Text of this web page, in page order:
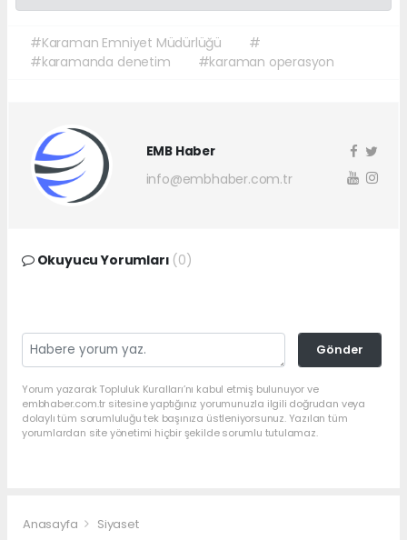
#Karaman Emniyet Müdürlüğü
#
#karamanda denetim
#karaman operasyon
EMB Haber
info@embhaber.com.tr
Okuyucu Yorumları (0)
Gönder
Yorum yazarak Topluluk Kuralları’nı kabul etmiş bulunuyor ve
embhaber.com.tr sitesine yaptığınız yorumunuzla ilgili doğrudan veya
dolaylı tüm sorumluluğu tek başınıza üstleniyorsunuz. Yazılan tüm
yorumlardan site yönetimi hiçbir şekilde sorumlu tutulamaz.
Anasayfa Siyaset